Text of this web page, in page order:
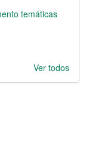
temáticas
Ver todos